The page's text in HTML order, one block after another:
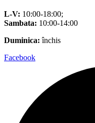
L-V: 10:00-18:00;
Sambata: 10:00-14:00
Duminica: închis
Facebook